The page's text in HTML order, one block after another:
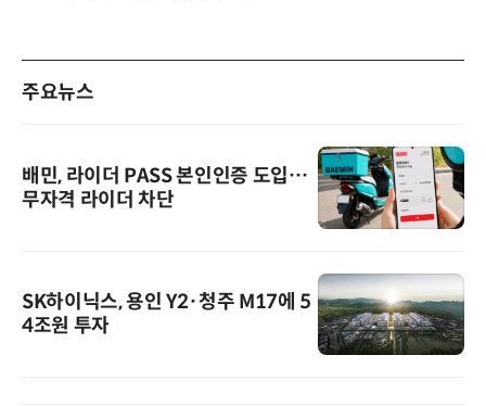
주요뉴스
배민, 라이더 PASS 본인인증 도입…
무자격 라이더 차단
SK하이닉스, 용인 Y2·청주 M17에 5
4조원 투자